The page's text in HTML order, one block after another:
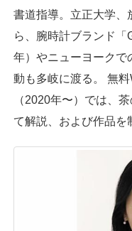
書道指導。立正大学、
ら、腕時計ブランド
年）やニューヨークで
動も多岐に渡る。 無
（2020年〜）では、
て解説、および作品を